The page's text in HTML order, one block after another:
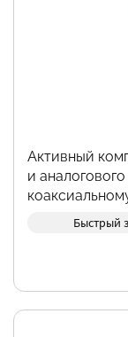
Активный
и
Быстрый